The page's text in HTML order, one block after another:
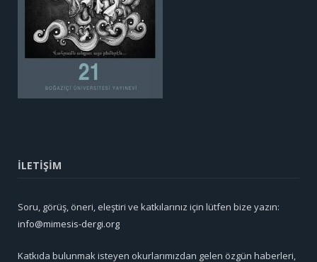
İLETİŞİM
Soru, görüş, öneri, eleştiri ve katkılarınız için lütfen bize yazın:
info@mimesis-dergi.org
Katkıda bulunmak isteyen okurlarımızdan gelen özgün haberleri,